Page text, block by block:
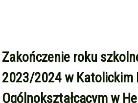
Zakończenie roku
2023/2024 w Katolickim
Ogólnokształcącym w